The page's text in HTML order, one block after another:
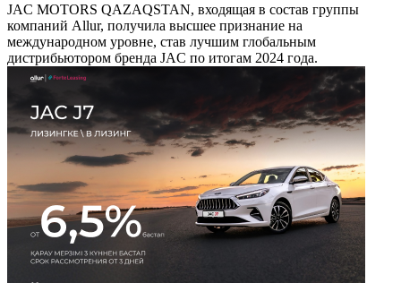
JAC MOTORS QAZAQSTAN, входящая в состав группы
компаний Allur, получила высшее признание на
международном уровне, став лучшим глобальным
дистрибьютором бренда JAC по итогам 2024 года.